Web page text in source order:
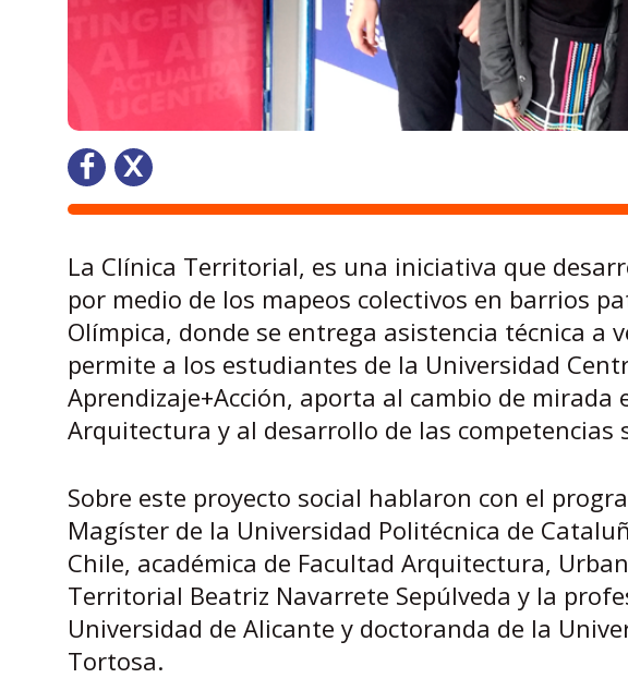
La Clínica Territorial, es una iniciativa que
por medio de los mapeos colectivos en barrios
Olímpica, donde se entrega asistencia técnica a
permite a los estudiantes de la Universidad
Aprendizaje+Acción, aporta al cambio de
Arquitectura y al desarrollo de las competencias
Sobre este proyecto social hablaron con el
Magíster de la Universidad Politécnica de
Chile, académica de Facultad Arquitectura,
Territorial Beatriz Navarrete Sepúlveda y la
Universidad de Alicante y doctoranda de la
Tortosa.